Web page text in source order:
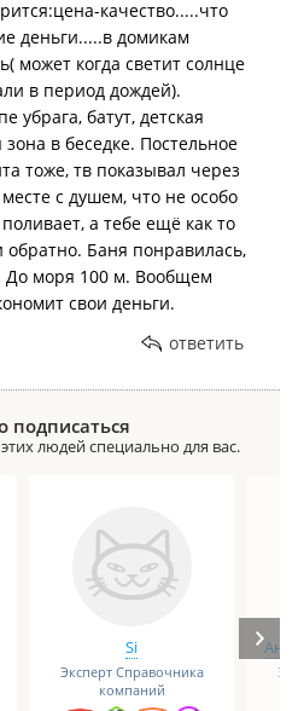
качество.....что
деньги.....в домикам
может когда светит солнце
в период дождей).
убрага, батут, детская
в беседке. Постельное
тоже, тв показывал через
с душем, что не особо
а тебе ещё как то
обратно. Баня понравилась,
До моря 100 м. Вообщем
свои деньги.
ответить
подписаться
людей специально для вас.
Si
Эксперт Справочника
компаний